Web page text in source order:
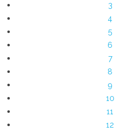
3
4
5
6
7
8
9
10
11
12